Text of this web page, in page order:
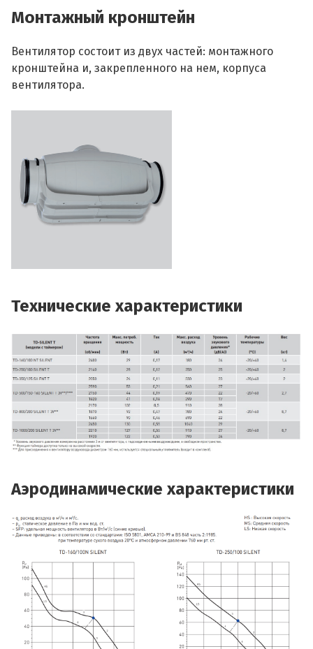
Монтажный кронштейн
Вентилятор состоит из двух частей: монтажного
кронштейна и, закрепленного на нем, корпуса
вентилятора.
Технические характеристики
Аэродинамические характеристики